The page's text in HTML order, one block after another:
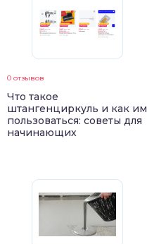
0 отзывов
Что такое
штангенциркуль и как им
пользоваться: советы для
начинающих